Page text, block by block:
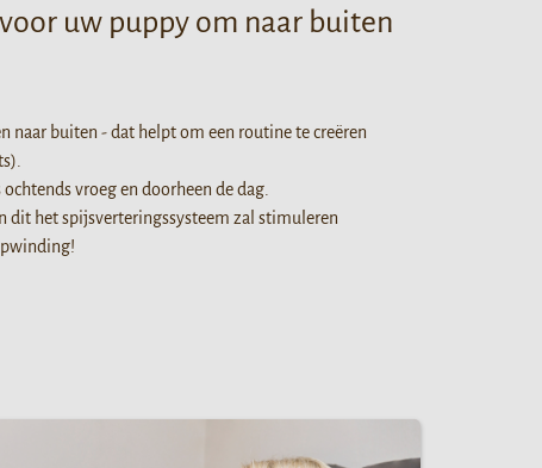
uw puppy om naar buiten
naar buiten - dat helpt om een routine te creëren
vroeg en doorheen de dag.
dit het spijsverteringssysteem zal stimuleren
- na al die opwinding!